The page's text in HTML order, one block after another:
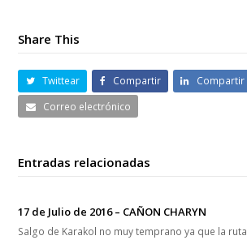
Share This
Twittear Compartir
Compartir
Correo electrónico
Entradas relacionadas
17 de Julio de 2016 – CAÑON CHARYN
Salgo de Karakol no muy temprano ya que la